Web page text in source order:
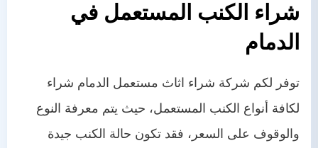
شراء الكنب المستعمل في
الدمام
توفر لكم شركة شراء اثاث مستعمل الدمام شراء
لكافة أنواع الكنب المستعمل، حيث يتم معرفة النوع
والوقوف على السعر، فقد تكون حالة الكنب جيدة